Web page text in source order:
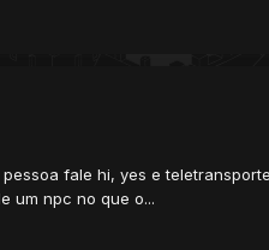
fale hi, yes e
um npc no que o...